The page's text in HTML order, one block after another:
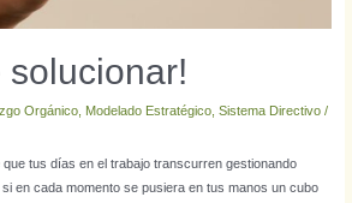
solucionar!
Orgánico, Modelado Estratégico, Sistema Directivo/
tus días en el trabajo transcurren gestionando
en cada momento se pusiera en tus manos un cubo